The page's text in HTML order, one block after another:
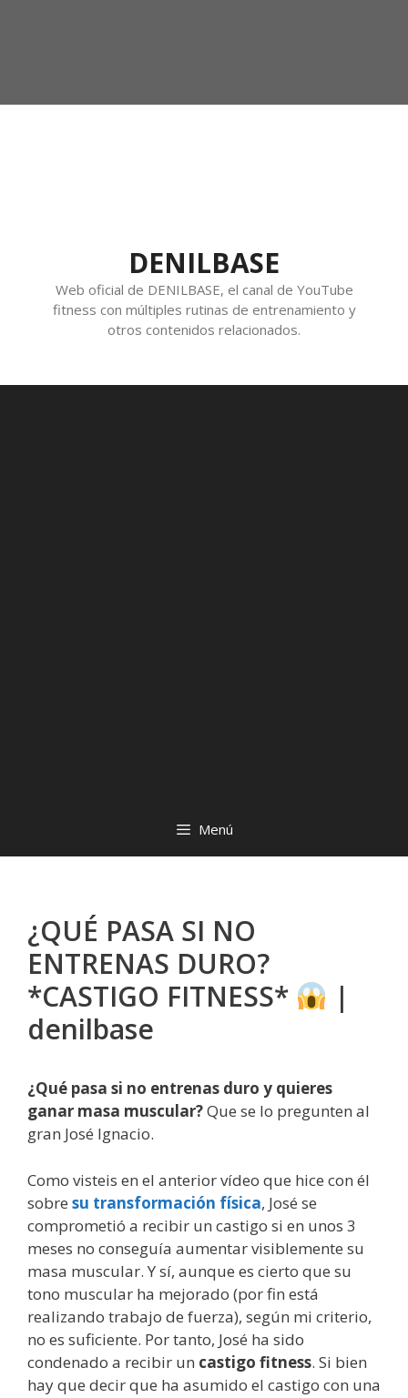
DENILBASE
Web oficial de DENILBASE, el canal de YouTube
fitness con múltiples rutinas de entrenamiento y
otros contenidos relacionados.
Menú
¿QUÉ PASA SI NO
ENTRENAS DURO?
*CASTIGO FITNESS*
|
denilbase
¿Qué pasa si no entrenas duro y quieres
ganar masa muscular?Que se lo pregunten al
gran José Ignacio.
Como visteis en el anterior vídeo que hice con él
sobre su transformación física, José se
comprometió a recibir un castigo si en unos 3
meses no conseguía aumentar visiblemente su
masa muscular. Y sí, aunque es cierto que su
tono muscular ha mejorado (por fin está
realizando trabajo de fuerza), según mi criterio,
no es suficiente. Por tanto, José ha sido
condenado a recibir un castigo fitness. Si bien
hay que decir que ha asumido el castigo con una